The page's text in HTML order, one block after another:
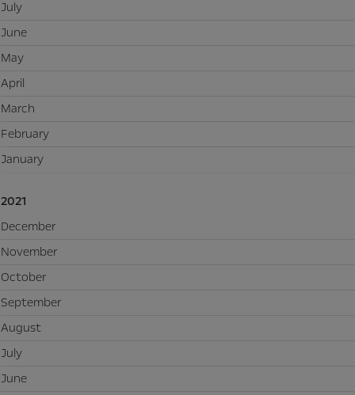
July
June
May
April
March
February
January
2021
December
November
October
September
August
July
June